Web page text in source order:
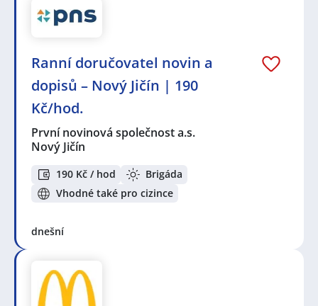
Ranní doručovatel novin a
dopisů – Nový Jičín | 190
Kč/hod.
První novinová společnost a.s.
Nový Jičín
190 Kč / hod
Brigáda
Vhodné také pro cizince
dnešní